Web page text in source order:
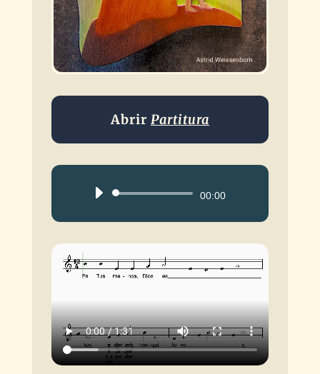
Abrir Partitura
Reproductor00:00